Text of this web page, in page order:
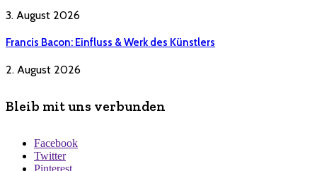
3. August 2026
Francis Bacon: Einfluss & Werk des Künstlers
2. August 2026
Bleib mit uns verbunden
Facebook
Twitter